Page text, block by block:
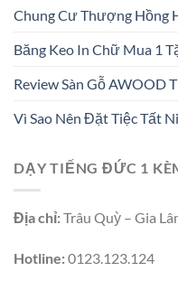
Chung Cư Thượng Hồng
Băng Keo In Chữ Mua 1
Review Sàn Gỗ AWOOD
Vì Sao Nên Đặt Tiệc Tất
DẠY TIẾNG ĐỨC 1
Địa chỉ:Trâu Quỳ – Gia
Hotline:0123.123.124